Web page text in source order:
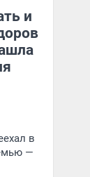
и
в
—